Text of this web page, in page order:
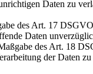
Daten zu
des Art. 17
Daten
des Art. 18
der Daten